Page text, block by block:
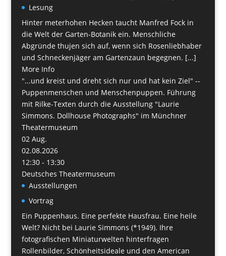
Lesung
Hinter meterhohen Hecken taucht Manfred Fock in
die Welt der Garten-Botanik ein. Menschliche
Abgründe thujen sich auf, wenn sich Rosenliebhaber
und Schneckenjäger am Gartenzaun begegnen. [...]
More Info
"...und kreist und dreht sich nur und hat kein Ziel" --
Puppenmenschen und Menschenpuppen. Führung
mit Rilke-Texten durch die Ausstellung "Laurie
Simmons. Dollhouse Photographs" im Münchner
Theatermuseum
02 Aug.
02.08.2026
12:30 - 13:30
Deutsches Theatermuseum
Ausstellungen
Vortrag
Ein Puppenhaus. Eine perfekte Hausfrau. Eine heile
Welt? Nicht bei Laurie Simmons (*1949). Ihre
fotografischen Miniaturwelten hinterfragen
Rollenbilder, Schönheitsideale und den American